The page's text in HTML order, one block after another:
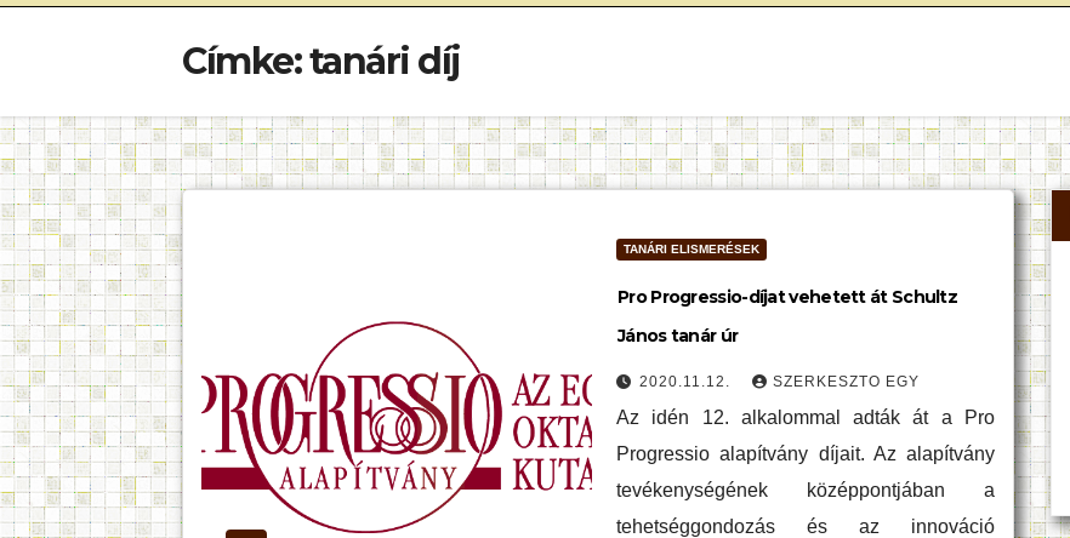
Címke:tanári díj
TANÁRI ELISMERÉSEK
Pro Progressio-díjat vehetett át Schultz
János tanár úr
2020.11.12. SZERKESZTO EGY
Az idén 12. alkalommal adták át a Pro
Progressio alapítvány díjait. Az alapítvány
tevékenységének középpontjában a
tehetséggondozás és az innováció